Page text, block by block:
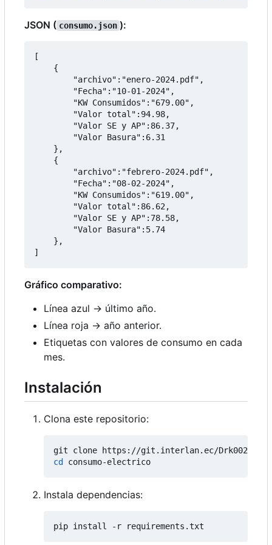
JSON ( consumo.json ):
[
    {
        "archivo":"enero-2024.pdf",
        "Fecha":"10-01-2024",
        "KW Consumidos":"679.00",
        "Valor total":94.98,
        "Valor SE y AP":86.37,
        "Valor Basura":6.31
    },
    {
        "archivo":"febrero-2024.pdf",
        "Fecha":"08-02-2024",
        "KW Consumidos":"619.00",
        "Valor total":86.62,
        "Valor SE y AP":78.58,
        "Valor Basura":5.74
    },
Gráfico comparativo:
Línea azul → último año.
Línea roja → año anterior.
Etiquetas con valores de consumo en cada
mes.
Instalación
Clona este repositorio:
cd
Instala dependencias: